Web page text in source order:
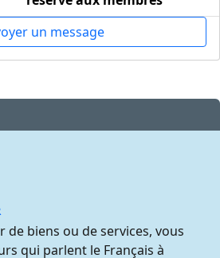
un message
de biens ou de services, vous
qui parlent le Français à